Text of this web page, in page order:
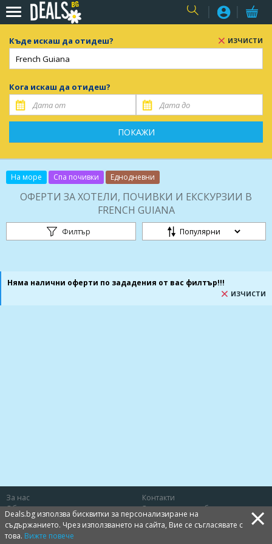
USER
Къде искаш да отидеш? ИЗЧИСТИ
Кога искаш да отидеш?
ПОКАЖИ
На море Спа почивки Еднодневни
ОФЕРТИ ЗА ХОТЕЛИ, ПОЧИВКИ И ЕКСКУРЗИИ В
FRENCH GUIANA
Филтър
Няма налични оферти по зададения от вас филтър!!!
ИЗЧИСТИ
За нас
Контакти
Общи условия
Защита на потребителя
Политика за лични данни
Бисквитки
Deals.bg използва бисквитки за персонализиране на
съдържанието. Чрез използването на сайта, Вие се съгласявате с
това. Вижте повече ×